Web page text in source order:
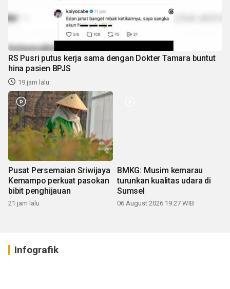
RS Pusri putus kerja sama dengan Dokter Tamara buntut
hina pasien BPJS
19 jam lalu
Pusat Persemaian Sriwijaya
Kemampo perkuat pasokan
bibit penghijauan
21 jam lalu
BMKG: Musim kemarau
turunkan kualitas udara di
Sumsel
06 August 2026 19:27 WIB
Infografik